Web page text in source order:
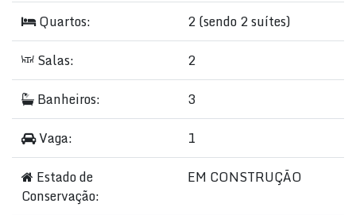
Quartos:
2 (sendo 2 suítes)
Salas:
2
Banheiros:
3
Vaga:
1
Estado de
Conservação:
EM CONSTRUÇÃO